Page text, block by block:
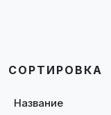
СОРТИРОВКА
Название